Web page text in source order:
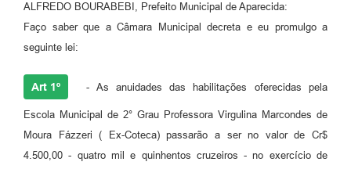
Arquivos para Download
Participe mais
Contas Públicas
Editais
ALFREDO BOURABEBI, Prefeito Municipal de Aparecida:
Faço saber que a Câmara Municipal decreta e eu promulgo a
seguinte lei:
Art 1º - As anuidades das habilitações oferecidas pela
Escola Municipal de 2° Grau Professora Virgulina Marcondes de
Moura Fázzeri ( Ex-Coteca) passarão a ser no valor de Cr$
4.500,00 - quatro mil e quinhentos cruzeiros - no exercício de